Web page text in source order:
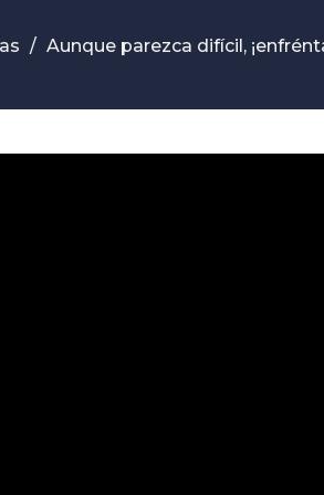
Aunque parezca difícil,